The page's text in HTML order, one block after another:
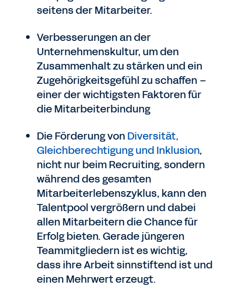
seitens der Mitarbeiter.
Verbesserungen an der
Unternehmenskultur, um den
Zusammenhalt zu stärken und ein
Zugehörigkeitsgefühl zu schaffen –
einer der wichtigsten Faktoren für
die Mitarbeiterbindung
Die Förderung von Diversität,
Gleichberechtigung und Inklusion,
nicht nur beim Recruiting, sondern
während des gesamten
Mitarbeiterlebenszyklus, kann den
Talentpool vergrößern und dabei
allen Mitarbeitern die Chance für
Erfolg bieten. Gerade jüngeren
Teammitgliedern ist es wichtig,
dass ihre Arbeit sinnstiftend ist und
einen Mehrwert erzeugt.